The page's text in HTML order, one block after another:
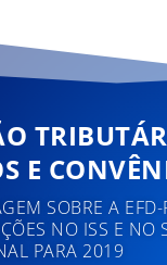
E
SOBRE A EFD-
NO ISS E NO
PARA 2019